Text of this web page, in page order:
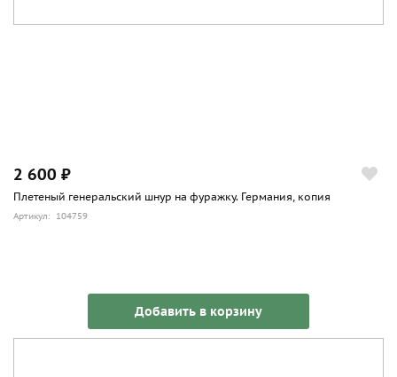
2 600 ₽
Плетеный генеральский шнур на фуражку. Германия, копия
Артикул: 104759
Добавить в корзину